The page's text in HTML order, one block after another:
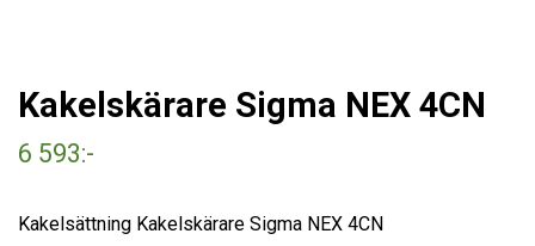
Kakelskärare Sigma NEX 4CN
6 593:-
Kakelsättning Kakelskärare Sigma NEX 4CN